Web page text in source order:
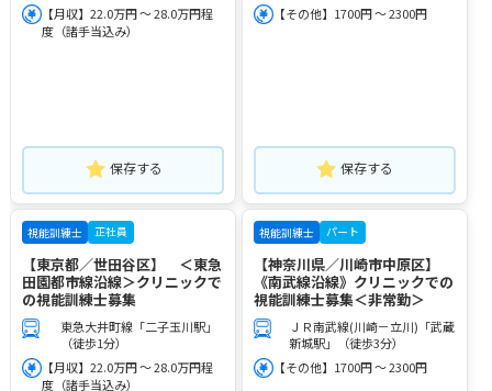
【月収】22.0万円 ～ 28.0万円程
度（諸手当込み）
保存する
【その他】1700円 ～ 2300円
保存する
視能訓練士 正社員
【東京都／世田谷区】 ＜東急
田園都市線沿線＞クリニックで
の視能訓練士募集
東急大井町線「二子玉川駅」
（徒歩1分）
【月収】22.0万円 ～ 28.0万円程
度（諸手当込み）
視能訓練士 パート
【神奈川県／川崎市中原区】
《南武線沿線》クリニックでの
視能訓練士募集＜非常勤＞
ＪＲ南武線(川崎－立川)「武蔵
新城駅」（徒歩3分）
【その他】1700円 ～ 2300円